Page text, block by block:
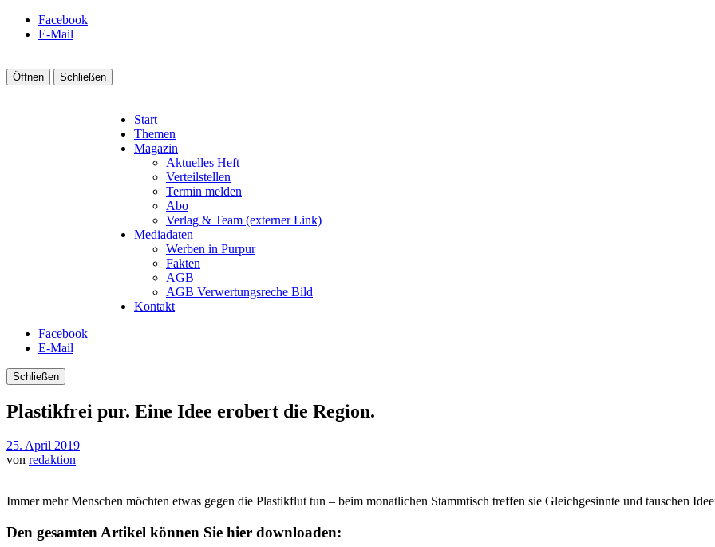
Facebook
E-Mail
Öffnen Schließen
Start
Themen
Magazin
Aktuelles Heft
Verteilstellen
Termin melden
Abo
Verlag & Team (externer Link)
Mediadaten
Werben in Purpur
Fakten
AGB
AGB Verwertungsreche Bild
Kontakt
Facebook
E-Mail
Schließen
Plastikfrei pur. Eine Idee erobert die Region.
25. April 2019
von redaktion
Immer mehr Menschen möchten etwas gegen die Plastikflut tun – beim monatlichen Stammtisch treffen sie Gleichgesinnte und tauschen
Den gesamten Artikel können Sie hier downloaden: